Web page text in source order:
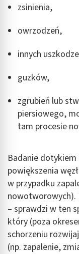
zsinienia,
owrzodzeń,
innych
guzków,
zgrubień lub
piersiowego,
tam procesie
Badanie
powiększenia
w przypadku
nowotworowych).
– sprawdzi w ten
który (poza
schorzeniu
(np. zapalenie,